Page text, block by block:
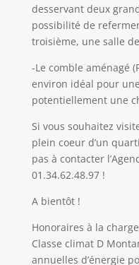
desservant deux
possibilité de
troisième, une salle
-Le comble aménagé
environ idéal pour
potentiellement une
Si vous souhaitez
plein coeur d’un
pas à contacter
01.34.62.48.97 !
A bientôt !
Honoraires à la
Classe climat D
annuelles d’énergie